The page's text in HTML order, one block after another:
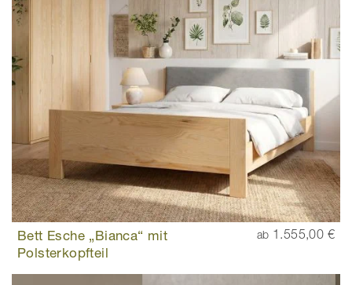
Bett Esche „Bianca“ mit
Polsterkopfteil
ab 1.555,00 €